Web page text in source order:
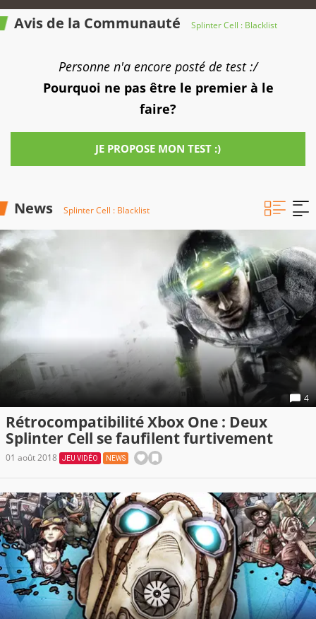
Avis de la Communauté Splinter Cell : Blacklist
Personne n'a encore posté de test :/
Pourquoi ne pas être le premier à le
faire?
JE PROPOSE MON TEST :)
News Splinter Cell : Blacklist
4
Rétrocompatibilité Xbox One : Deux
Splinter Cell se faufilent furtivement
01 août 2018 JEU VIDÉO NEWS